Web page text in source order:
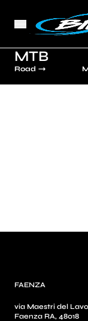
MTB
Road
FAENZA
via Maestri del
Faenza RA, 48018